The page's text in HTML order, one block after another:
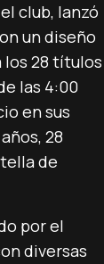
club, lanzó
un diseño
los 28 títulos
las 4:00
en sus
28
de
por el
diversas